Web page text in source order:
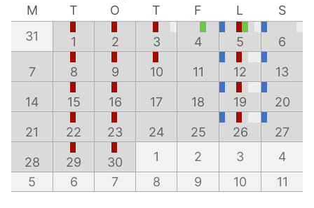
M
T O T F L
S
31
1 2 3 4 5 6
7 8 9 10 11 12 13
14 15 16 17 18 19 20
21 22 23 24 25 26 27
28 29 30 1 2 3
4
5
6 7 8 9 10 11